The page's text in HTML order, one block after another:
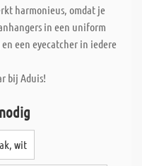
harmonieus, omdat je
in een uniform
een eyecatcher in iedere
bij Aduis!
wit